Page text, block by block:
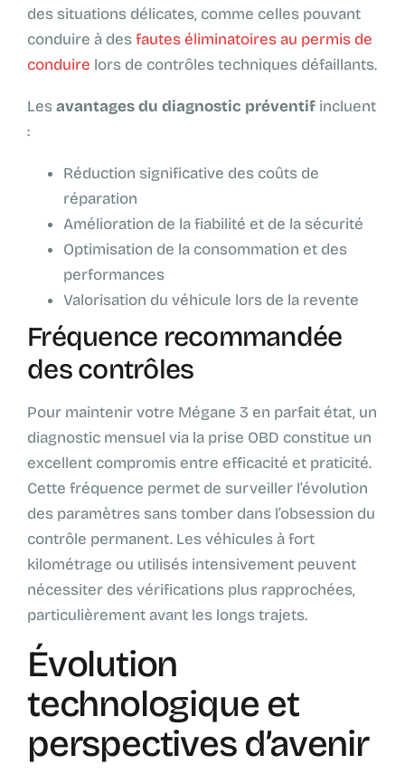
des situations délicates, comme celles pouvant
conduire à desfautes éliminatoires au permis de
conduire lors de contrôles techniques défaillants.
Lesavantages du diagnostic préventif incluent
:
Réduction significative des coûts de
réparation
Amélioration de la fiabilité et de la sécurité
Optimisation de la consommation et des
performances
Valorisation du véhicule lors de la revente
Fréquence recommandée
des contrôles
Pour maintenir votre Mégane 3 en parfait état, un
diagnostic mensuel via la prise OBD constitue un
excellent compromis entre efficacité et praticité.
Cette fréquence permet de surveiller l’évolution
des paramètres sans tomber dans l’obsession du
contrôle permanent. Les véhicules à fort
kilométrage ou utilisés intensivement peuvent
nécessiter des vérifications plus rapprochées,
particulièrement avant les longs trajets.
Évolution
technologique et
perspectives d’avenir